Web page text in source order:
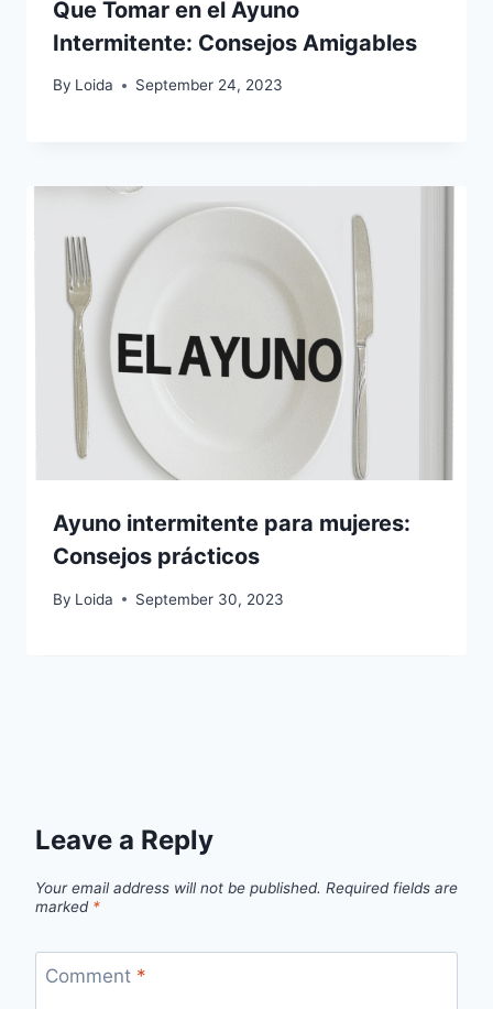
Que Tomar en el Ayuno
Intermitente: Consejos Amigables
By Loida September 24, 2023
Ayuno intermitente para mujeres:
Consejos prácticos
By Loida September 30, 2023
Leave a Reply
Your email address will not be published. Required fields are
marked *
Comment *